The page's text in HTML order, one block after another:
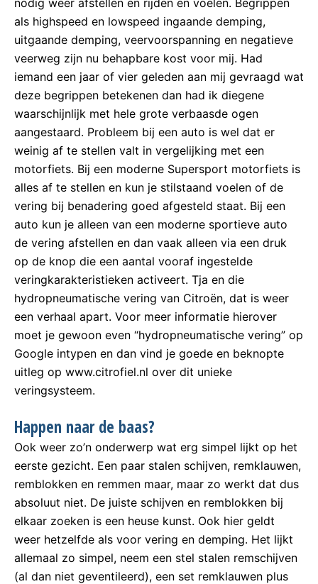
als highspeed en lowspeed ingaande demping,
uitgaande demping, veervoorspanning en negatieve
veerweg zijn nu behapbare kost voor mij. Had
iemand een jaar of vier geleden aan mij gevraagd wat
deze begrippen betekenen dan had ik diegene
waarschijnlijk met hele grote verbaasde ogen
aangestaard. Probleem bij een auto is wel dat er
weinig af te stellen valt in vergelijking met een
motorfiets. Bij een moderne Supersport motorfiets is
alles af te stellen en kun je stilstaand voelen of de
vering bij benadering goed afgesteld staat. Bij een
auto kun je alleen van een moderne sportieve auto
de vering afstellen en dan vaak alleen via een druk
op de knop die een aantal vooraf ingestelde
veringkarakteristieken activeert. Tja en die
hydropneumatische vering van Citroën, dat is weer
een verhaal apart. Voor meer informatie hierover
moet je gewoon even “hydropneumatische vering” op
Google intypen en dan vind je goede en beknopte
uitleg op www.citrofiel.nl over dit unieke
veringsysteem.
Happen naar de baas?
Ook weer zo’n onderwerp wat erg simpel lijkt op het
eerste gezicht. Een paar stalen schijven, remklauwen,
remblokken en remmen maar, maar zo werkt dat dus
absoluut niet. De juiste schijven en remblokken bij
elkaar zoeken is een heuse kunst. Ook hier geldt
weer hetzelfde als voor vering en demping. Het lijkt
allemaal zo simpel, neem een stel stalen remschijven
(al dan niet geventileerd), een set remklauwen plus